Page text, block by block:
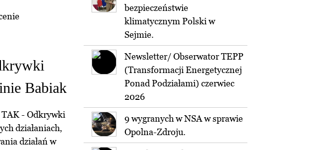
Babiak
- Odkrywki
działaniach,
działań w
bezpieczeństwie
klimatycznym Polski w
Sejmie.
Newsletter/ Obserwator TEPP
(Transformacji Energetycznej
Ponad Podziałami) czerwiec
2026
9 wygranych w NSA w sprawie
Opolna-Zdroju.